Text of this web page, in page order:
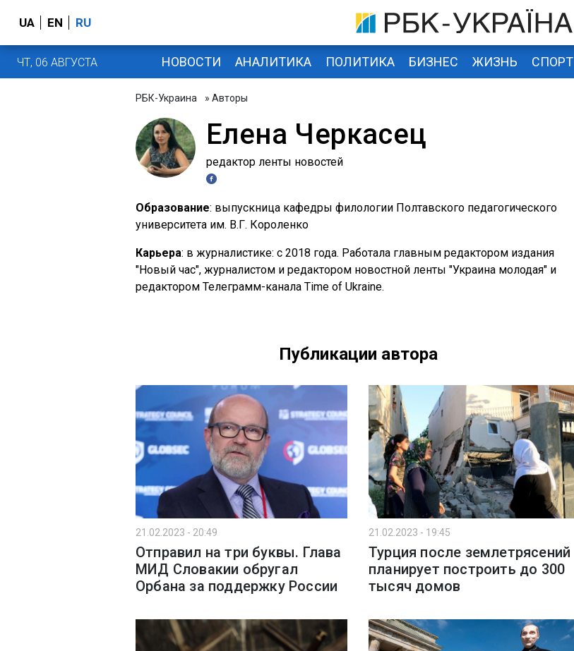
UA EN RU
ЧТ, 06 АВГУСТА НОВОСТИ АНАЛИТИКА ПОЛИТИКА БИЗНЕС ЖИЗНЬ СПОРТ
РБК-Украина » Авторы
Елена Черкасец
редактор ленты новостей
Образование: выпускница кафедры филологии Полтавского педагогического
университета им. В.Г. Короленко
Карьера: в журналистике: с 2018 года. Работала главным редактором издания
"Новый час", журналистом и редактором новостной ленты "Украина молодая" и
редактором Телеграмм-канала Time of Ukraine.
Публикации автора
21.02.2023 - 20:49
Отправил на три буквы. Глава
МИД Словакии обругал
Орбана за поддержку России
21.02.2023 - 19:45
Турция после землетрясений
планирует построить до 300
тысяч домов